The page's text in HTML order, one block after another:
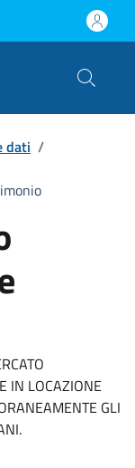
dati /
IN LOCAZIONE
GLI